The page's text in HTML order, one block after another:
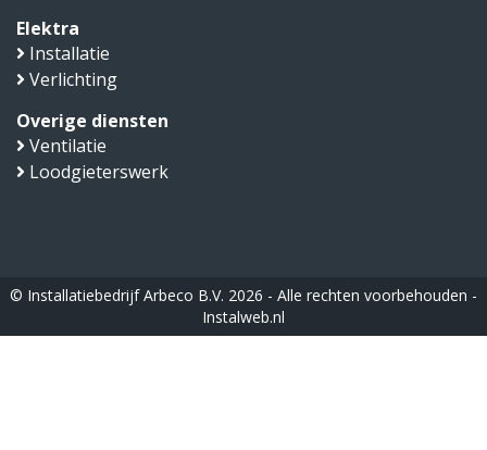
Elektra
Installatie
Verlichting
Overige diensten
Ventilatie
Loodgieterswerk
© Installatiebedrijf Arbeco B.V. 2026 - Alle rechten voorbehouden -
Instalweb.nl